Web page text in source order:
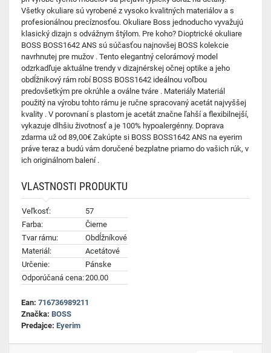
Všetky okuliare sú vyrobené z vysoko kvalitných materiálov a s
profesionálnou precíznosťou. Okuliare Boss jednoducho vyvažujú
klasický dizajn s odvážnym štýlom. Pre koho? Dioptrické okuliare
BOSS BOSS1642 ANS sú súčasťou najnovšej BOSS kolekcie
navrhnutej pre mužov . Tento elegantný celorámový model
odzrkadľuje aktuálne trendy v dizajnérskej očnej optike a jeho
obdĺžnikový rám robí BOSS BOSS1642 ideálnou voľbou
predovšetkým pre okrúhle a oválne tváre . Materiály Materiál
použitý na výrobu tohto rámu je ručne spracovaný acetát najvyššej
kvality . V porovnaní s plastom je acetát značne ľahší a flexibilnejší,
vykazuje dlhšiu životnosť a je 100% hypoalergénny. Doprava
zdarma už od 89,00€ Zakúpte si BOSS BOSS1642 ANS na eyerim
práve teraz a budú vám doručené bezplatne priamo do vašich rúk, v
ich originálnom balení .
VLASTNOSTI PRODUKTU
Veľkosť:
57
Farba:
Čierne
Tvar rámu:
Obdĺžníkové
Materiál:
Acetátové
Určenie:
Pánske
Odporúčaná cena:200.00
Ean: 716736989211
Značka: BOSS
Predajce: Eyerim